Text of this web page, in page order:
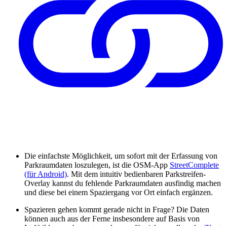
Die einfachste Möglichkeit, um sofort mit der Erfassung von
Parkraumdaten loszulegen, ist die OSM-App StreetComplete
(für Android). Mit dem intuitiv bedienbaren Parkstreifen-
Overlay kannst du fehlende Parkraumdaten ausfindig machen
und diese bei einem Spaziergang vor Ort einfach ergänzen.
Spazieren gehen kommt gerade nicht in Frage? Die Daten
können auch aus der Ferne insbesondere auf Basis von